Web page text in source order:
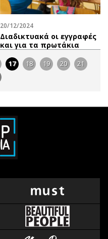
20/12/2024
Διαδικτυακά οι εγγραφές
και για τα πρωτάκια
17 18 19 20 21